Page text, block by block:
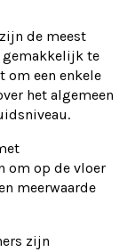
de meest
te
om een enkele
het algemeen
om op de vloer
meerwaarde
zijn